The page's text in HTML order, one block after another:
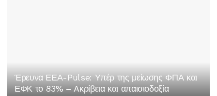
Έρευνα ΕΕΑ-Pulse: Υπέρ της μείωσης ΦΠΑ και
ΕΦΚ το 83% – Aκρίβεια και απαισιοδοξία